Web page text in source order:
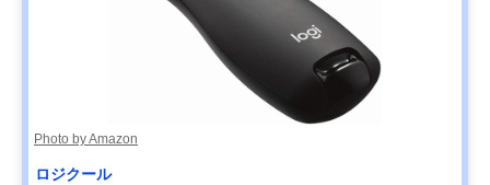
Canon PR1-HY
カーソルをカスタ
マイズできる
サンワサプライ
真鍮製で適度な重
量感
Photo by Amazon
ロジクール